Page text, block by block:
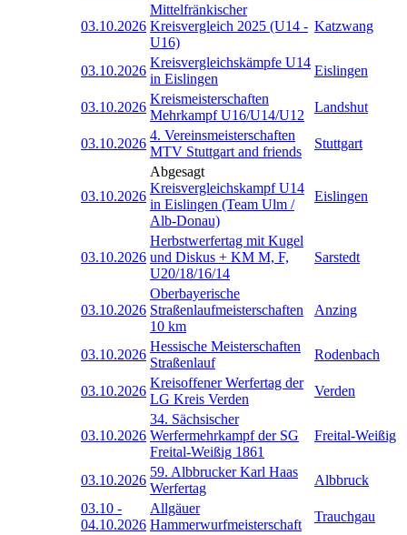
03.10.2026
Mittelfränkischer
Kreisvergleich 2025 (U14 -
U16)
Katzwang
03.10.2026
Kreisvergleichskämpfe U14
in Eislingen
Eislingen
03.10.2026
Kreismeisterschaften
Mehrkampf U16/U14/U12
Landshut
03.10.2026
4. Vereinsmeisterschaften
MTV Stuttgart and friends
Stuttgart
03.10.2026
Abgesagt
Kreisvergleichskampf U14
in Eislingen (Team Ulm /
Alb-Donau)
Eislingen
03.10.2026
Herbstwerfertag mit Kugel
und Diskus + KM M, F,
U20/18/16/14
Sarstedt
03.10.2026
Oberbayerische
Straßenlaufmeisterschaften
10 km
Anzing
03.10.2026
Hessische Meisterschaften
Straßenlauf
Rodenbach
03.10.2026
Kreisoffener Werfertag der
LG Kreis Verden
Verden
03.10.2026
34. Sächsischer
Werfermehrkampf der SG
Freital-Weißig 1861
Freital-Weißig
03.10.2026
59. Albbrucker Karl Haas
Werfertag
Albbruck
03.10 -
04.10.2026
Allgäuer
Hammerwurfmeisterschaft
Trauchgau